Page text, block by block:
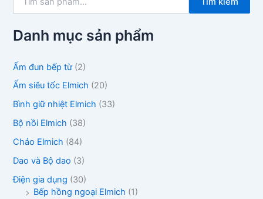
k
i
m
Danh mục sản phẩm
Ấm đun bếp từ (2)
Ấm siêu tốc Elmich (20)
Bình giữ nhiệt Elmich (33)
Bộ nồi Elmich (38)
Chảo Elmich (84)
Dao và Bộ dao (3)
Điện gia dụng (30)
Bếp hồng ngoại Elmich (1)